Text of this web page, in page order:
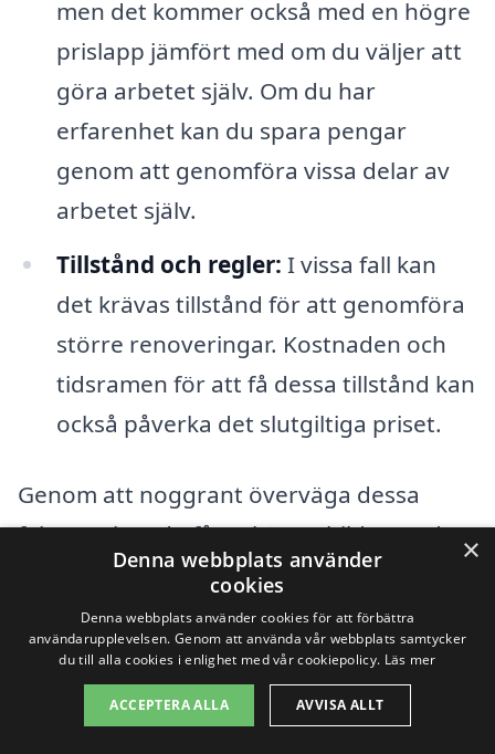
men det kommer också med en högre
prislapp jämfört med om du väljer att
göra arbetet själv. Om du har
erfarenhet kan du spara pengar
genom att genomföra vissa delar av
arbetet själv.
Tillstånd och regler: I vissa fall kan
det krävas tillstånd för att genomföra
större renoveringar. Kostnaden och
tidsramen för att få dessa tillstånd kan
också påverka det slutgiltiga priset.
Genom att noggrant överväga dessa
faktorer kan du få en bättre bild av vad en
badrumsrenovering i Anneberg kan
kosta. Det är också en bra idé att jämföra
olika offerter från lokal byggfirmor för att
hitta den lösning som bäst passar dina
behov och din budget. Genom
×
Denna webbplats använder
cookies
Denna webbplats använder cookies för att förbättra
användarupplevelsen. Genom att använda vår webbplats samtycker
du till alla cookies i enlighet med vår cookiepolicy. Läs mer
ACCEPTERA ALLA AVVISA ALLT